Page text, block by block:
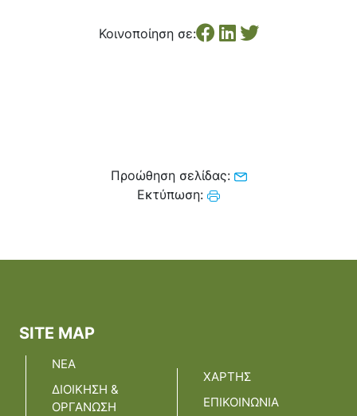
Κοινοποίηση σε:
Προώθηση σελίδας:
Εκτύπωση:
SITE MAP
ΝΕΑ
ΔΙΟΙΚΗΣΗ &
ΟΡΓΑΝΩΣΗ
ΧΑΡΤΗΣ
ΕΠΙΚΟΙΝΩΝΙΑ